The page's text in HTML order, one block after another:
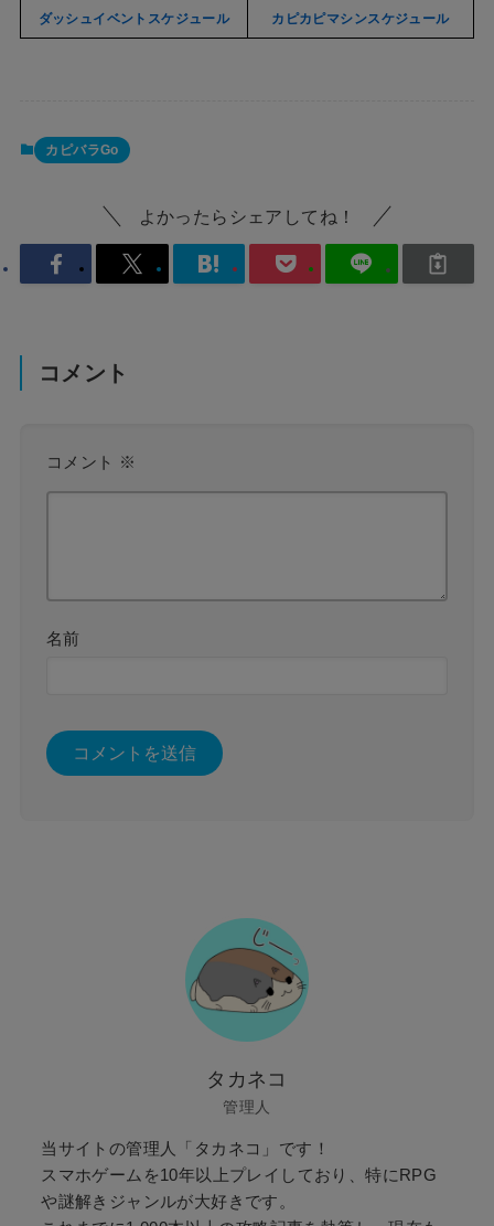
ダッシュイベントスケジュール カピカピマシンスケジュール
カピバラGo
よかったらシェアしてね！
コメント
コメント ※
名前
タカネコ
管理人
当サイトの管理人「タカネコ」です！
スマホゲームを10年以上プレイしており、特にRPG
や謎解きジャンルが大好きです。